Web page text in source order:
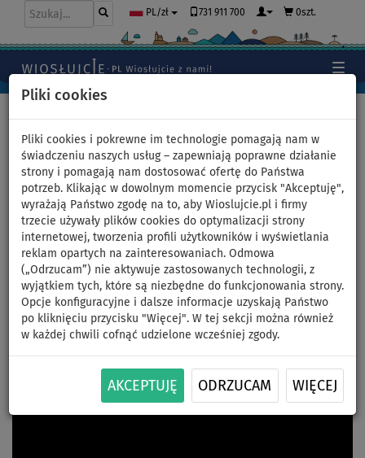
Pliki cookies
Pliki cookies i pokrewne im technologie pomagają nam w
świadczeniu naszych usług – zapewniają poprawne działanie
strony i pomagają nam dostosować ofertę do Państwa
potrzeb. Klikając w dowolnym momencie przycisk "Akceptuję",
wyrażają Państwo zgodę na to, aby Wioslujcie.pl i firmy
trzecie używały plików cookies do optymalizacji strony
internetowej, tworzenia profili użytkowników i wyświetlania
reklam opartych na zainteresowaniach. Odmowa
(„Odrzucam”) nie aktywuje zastosowanych technologii, z
wyjątkiem tych, które są niezbędne do funkcjonowania strony.
Opcje konfiguracyjne i dalsze informacje uzyskają Państwo
po kliknięciu przycisku "Więcej". W tej sekcji można również
w każdej chwili cofnąć udzielone wcześniej zgody.
AKCEPTUJĘ ODRZUCAM WIĘCEJ
PL/zł 731 911 700 0szt.
Klejenie pianki na pokładzie
deski SUP
Lekko odkleiła Ci się pianka na pokładzie deski SUP? Nie ma
problemu. Pokażemy, jak łatwo przykleić piankę na desce SUP za
pomocą kleju X-TREME FIX.
Materiały do ​​klejenia znajdziesz w: KLEJENIE DESEK SUP